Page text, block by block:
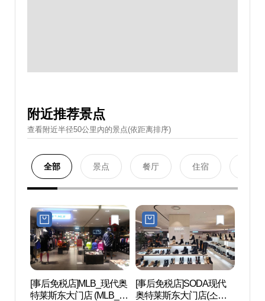
附近推荐景点
查看附近半径50公里內的景点(依距离排序)
全部 景点 餐厅 住宿
[事后免税店]MLB_现代奥
特莱斯东大门店 (MLB_현
[事后免税店]SODA现代
奥特莱斯东大门店(소다